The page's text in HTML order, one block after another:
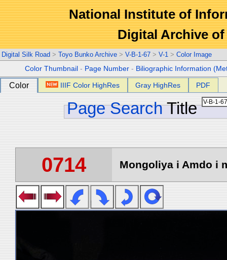
National Institute of
Digital Archive
Digital Silk Road > Toyo Bunko Archive > V-B-1-67 > V-1 > Color Image
Color Thumbnail - Page Number - Biliographic Information
Color IIIF Color HighRes Gray HighRes PDF
Page Search Title
0714 Mongoliya i Amdo i